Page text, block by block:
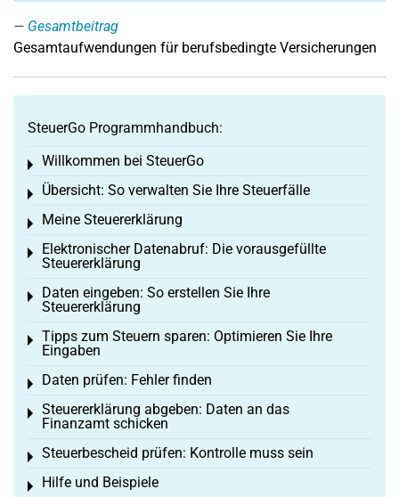
Gesamtbeitrag
Gesamtaufwendungen für berufsbedingte Versicherungen
SteuerGo Programmhandbuch:
Willkommen bei SteuerGo
Toggle menu
Übersicht: So verwalten Sie Ihre Steuerfälle
Toggle menu
Meine Steuererklärung
Toggle menu
Elektronischer Datenabruf: Die vorausgefüllte
Steuererklärung
Toggle menu
Daten eingeben: So erstellen Sie Ihre
Steuererklärung
Toggle menu
Tipps zum Steuern sparen: Optimieren Sie Ihre
Eingaben
Toggle menu
Daten prüfen: Fehler finden
Toggle menu
Steuererklärung abgeben: Daten an das
Finanzamt schicken
Toggle menu
Steuerbescheid prüfen: Kontrolle muss sein
Toggle menu
Hilfe und Beispiele
Toggle menu